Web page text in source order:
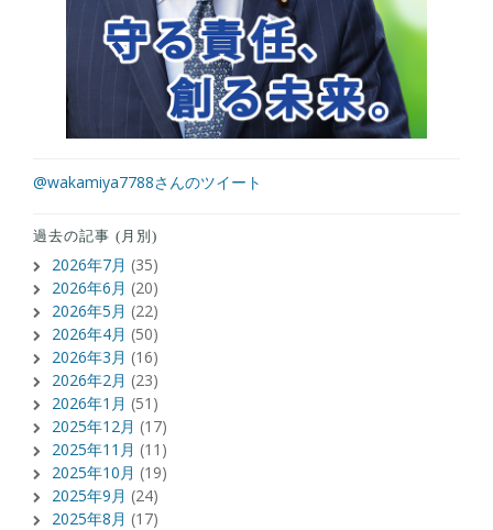
@wakamiya7788さんのツイート
過去の記事 (月別)
2026年7月 (35)
2026年6月 (20)
2026年5月 (22)
2026年4月 (50)
2026年3月 (16)
2026年2月 (23)
2026年1月 (51)
2025年12月 (17)
2025年11月 (11)
2025年10月 (19)
2025年9月 (24)
2025年8月 (17)